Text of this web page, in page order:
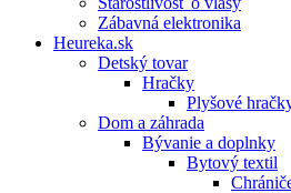
Zábavná elektronika
Heureka.sk
Detský tovar
Hračky
Plyšové
Dom a záhrada
Bývanie a doplnky
Bytový textil